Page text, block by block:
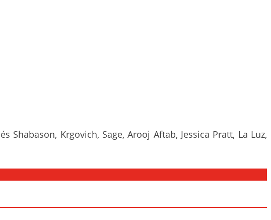
Krgovich, Sage, Arooj Aftab, Jessica Pratt, La Luz,